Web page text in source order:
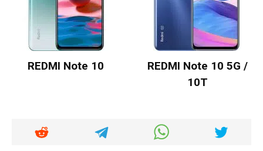
REDMI Note 10
REDMI Note 10 5G /
10T